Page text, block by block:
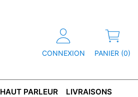
CONNEXION PANIER (0)
HAUT PARLEUR LIVRAISONS